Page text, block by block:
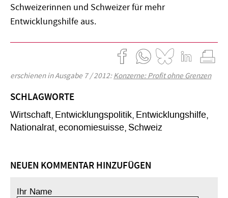
Schweizerinnen und Schweizer für mehr
Entwicklungshilfe aus.
erschienen in Ausgabe 7 / 2012:Konzerne: Profit ohne Grenzen
SCHLAGWORTE
Wirtschaft Entwicklungspolitik Entwicklungshilfe
Nationalrat economiesuisse Schweiz
NEUEN KOMMENTAR HINZUFÜGEN
Ihr Name